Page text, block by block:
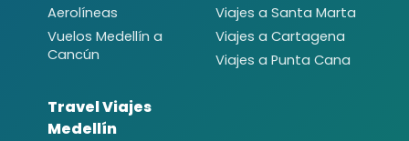
Aerolíneas
Vuelos Medellín a
Cancún
Viajes a Santa Marta
Viajes a Cartagena
Viajes a Punta Cana
Travel Viajes
Medellín